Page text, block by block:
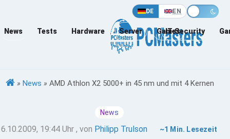
DE EN
News Tests Hardware Server Games
IT-Security
» News » AMD Athlon X2 5000+ in 45 nm und mit 4 Kernen
News
19:44 Uhr , von Philipp Trulson ~1 Min. Lesezeit